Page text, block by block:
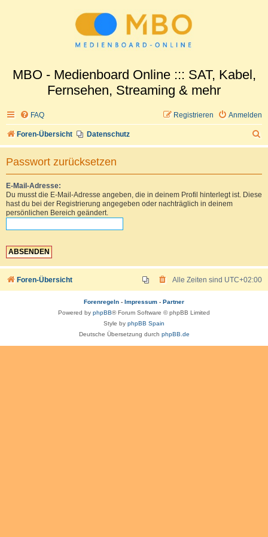
MBO - Medienboard Online ::: SAT, Kabel,
Fernsehen, Streaming & mehr
FAQ Anmelden
Registrieren
Foren-Übersicht Datenschutz
u
Passwort zurücksetzen
E-Mail-Adresse:
Du musst die E-Mail-Adresse angeben, die in deinem Profil hinterlegt ist. Diese
hast du bei der Registrierung angegeben oder nachträglich in deinem
persönlichen Bereich geändert.
Foren-Übersicht Alle Zeiten sind UTC+02:00
Forenregeln - Impressum - Partner
Powered by phpBB® Forum Software © phpBB Limited
Style by phpBB Spain
Deutsche Übersetzung durch phpBB.de